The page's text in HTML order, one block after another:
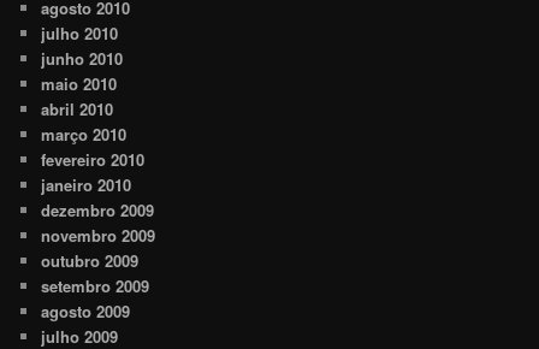
agosto 2010
julho 2010
junho 2010
maio 2010
abril 2010
março 2010
fevereiro 2010
janeiro 2010
dezembro 2009
novembro 2009
outubro 2009
setembro 2009
agosto 2009
julho 2009